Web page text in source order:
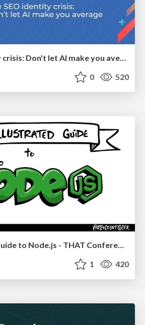
The SEO identity crisis: Don't let AI make you average
0 520
The Illustrated Guide to Node.js - THAT Conference 2024
1 420